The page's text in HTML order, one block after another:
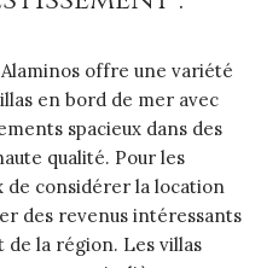
Alaminos offre une variété
en bord de mer avec
spacieux dans des
qualité. Pour les
de considérer la location
des revenus intéressants
de la région. Les villas